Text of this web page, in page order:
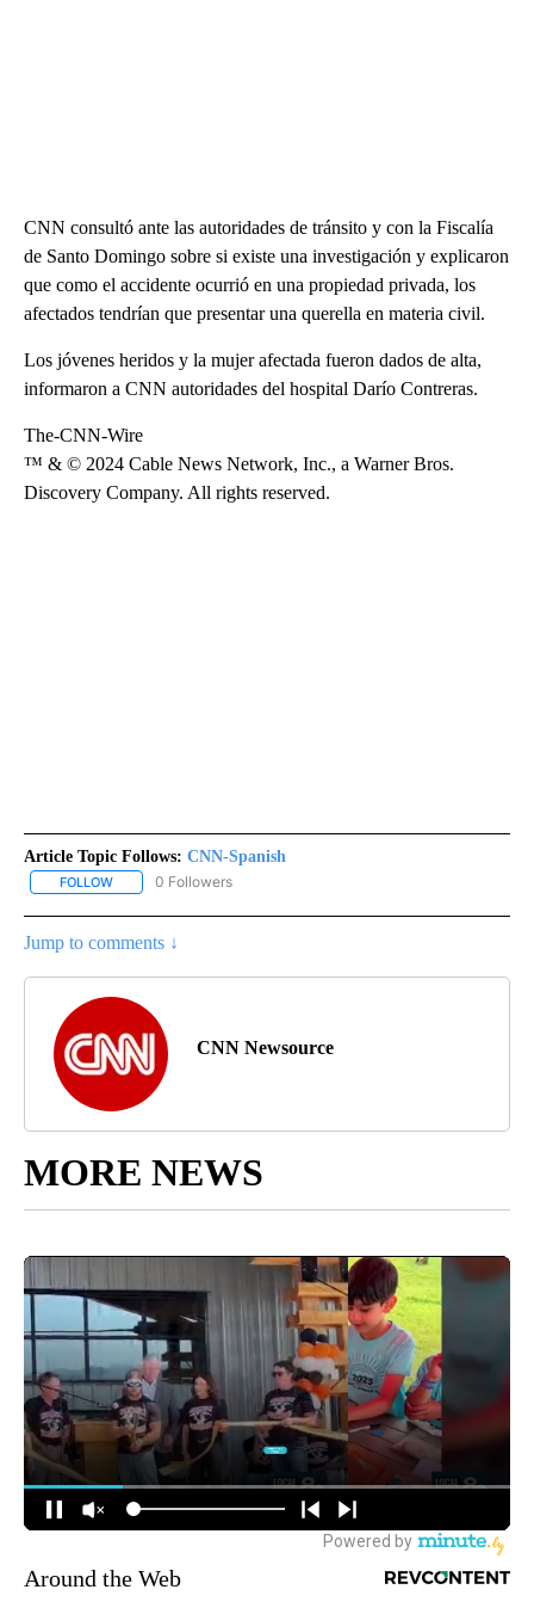
CNN consultó ante las autoridades de tránsito y con la Fiscalía
de Santo Domingo sobre si existe una investigación y explicaron
que como el accidente ocurrió en una propiedad privada, los
afectados tendrían que presentar una querella en materia civil.
Los jóvenes heridos y la mujer afectada fueron dados de alta,
informaron a CNN autoridades del hospital Darío Contreras.
The-CNN-Wire
™ & © 2024 Cable News Network, Inc., a Warner Bros.
Discovery Company. All rights reserved.
Article Topic Follows: CNN-Spanish
FOLLOW FOLLOW "CNN-SPANISH" TO RECEIVE NOTIFICATIONS ABOUT
0 Followers
Jump to comments ↓
CNN Newsource
MORE NEWS
Around the Web